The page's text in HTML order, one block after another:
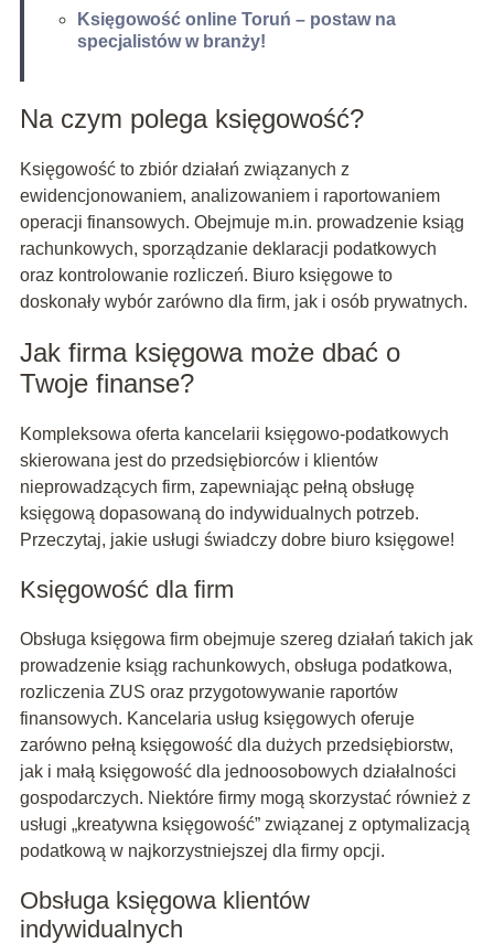
Księgowość online Toruń – postaw na
specjalistów w branży!
Na czym polega księgowość?
Księgowość to zbiór działań związanych z
ewidencjonowaniem, analizowaniem i raportowaniem
operacji finansowych. Obejmuje m.in. prowadzenie ksiąg
rachunkowych, sporządzanie deklaracji podatkowych
oraz kontrolowanie rozliczeń. Biuro księgowe to
doskonały wybór zarówno dla firm, jak i osób prywatnych.
Jak firma księgowa może dbać o
Twoje finanse?
Kompleksowa oferta kancelarii księgowo-podatkowych
skierowana jest do przedsiębiorców i klientów
nieprowadzących firm, zapewniając pełną obsługę
księgową dopasowaną do indywidualnych potrzeb.
Przeczytaj, jakie usługi świadczy dobre biuro księgowe!
Księgowość dla firm
Obsługa księgowa firm obejmuje szereg działań takich jak
prowadzenie ksiąg rachunkowych, obsługa podatkowa,
rozliczenia ZUS oraz przygotowywanie raportów
finansowych. Kancelaria usług księgowych oferuje
zarówno pełną księgowość dla dużych przedsiębiorstw,
jak i małą księgowość dla jednoosobowych działalności
gospodarczych. Niektóre firmy mogą skorzystać również z
usługi „kreatywna księgowość” związanej z optymalizacją
podatkową w najkorzystniejszej dla firmy opcji.
Obsługa księgowa klientów
indywidualnych